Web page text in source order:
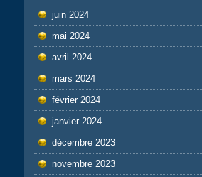
juin 2024
mai 2024
avril 2024
mars 2024
février 2024
janvier 2024
décembre 2023
novembre 2023